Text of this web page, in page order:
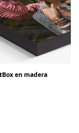
en madera